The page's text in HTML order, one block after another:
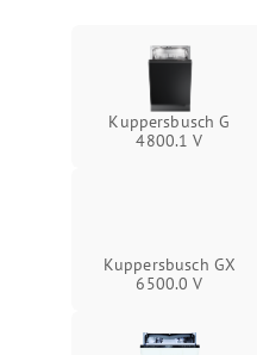
Kuppersbusch G
4800.1 V
Kuppersbusch GX
6500.0 V